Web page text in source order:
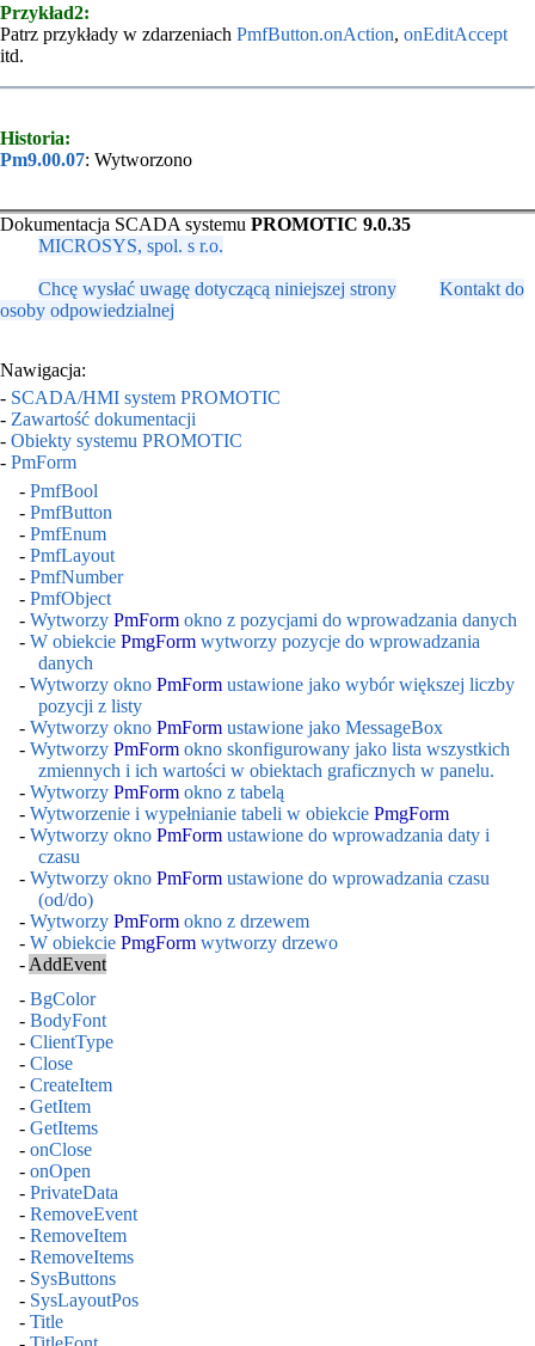
Przykład2:
Patrz przykłady w zdarzeniach PmfButton.onAction, onEditAccept
itd.
Historia:
Pm9.00.07: Wytworzono
Dokumentacja SCADA systemu PROMOTIC 9.0.35
MICROSYS, spol. s r.o.
Chcę wysłać uwagę dotyczącą niniejszej strony
Kontakt do
osoby odpowiedzialnej
Nawigacja:
- SCADA/HMI system PROMOTIC
- Zawartość dokumentacji
- Obiekty systemu PROMOTIC
- PmForm
- PmfBool
- PmfButton
- PmfEnum
- PmfLayout
- PmfNumber
- PmfObject
- Wytworzy PmForm okno z pozycjami do wprowadzania danych
- W obiekcie PmgForm wytworzy pozycje do wprowadzania
danych
- Wytworzy okno PmForm ustawione jako wybór większej liczby
pozycji z listy
- Wytworzy okno PmForm ustawione jako MessageBox
- Wytworzy PmForm okno skonfigurowany jako lista wszystkich
zmiennych i ich wartości w obiektach graficznych w panelu.
- Wytworzy PmForm okno z tabelą
- Wytworzenie i wypełnianie tabeli w obiekcie PmgForm
- Wytworzy okno PmForm ustawione do wprowadzania daty i
czasu
- Wytworzy okno PmForm ustawione do wprowadzania czasu
(od/do)
- Wytworzy PmForm okno z drzewem
- W obiekcie PmgForm wytworzy drzewo
- AddEvent
- BgColor
- BodyFont
- ClientType
- Close
- CreateItem
- GetItem
- GetItems
- onClose
- onOpen
- PrivateData
- RemoveEvent
- RemoveItem
- RemoveItems
- SysButtons
- SysLayoutPos
- Title